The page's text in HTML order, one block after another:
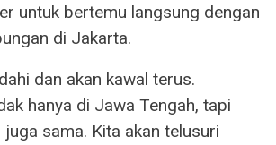
untuk bertemu langsung dengan
di Jakarta.
dan akan kawal terus.
hanya di Jawa Tengah, tapi
sama. Kita akan telusuri